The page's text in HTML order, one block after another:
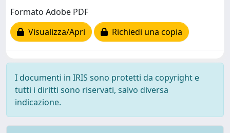
Formato Adobe PDF
Visualizza/Apri
Richiedi una copia
I documenti in IRIS sono protetti da copyright e
tutti i diritti sono riservati, salvo diversa
indicazione.